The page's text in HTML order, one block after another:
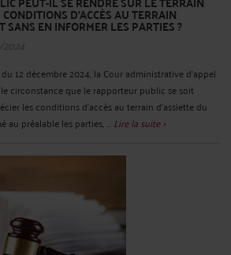
D'ACCÈS AU TERRAIN
SANS EN INFORMER LES PARTIES ?
12 décembre 2024, la Cour administrative d’appel
circonstance que le rapporteur public se soit
les conditions d'accès au terrain d'assiette du
au préalable les parties, ... Lire la suite >